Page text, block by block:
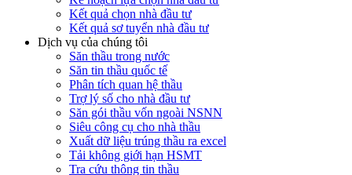
Kết quả chọn nhà đầu tư
Kết quả sơ tuyển nhà đầu tư
Dịch vụ của chúng tôi
Săn thầu trong nước
Săn tin thầu quốc tế
Phân tích quan hệ thầu
Trợ lý số cho nhà đầu tư
Săn gói thầu vốn ngoài NSNN
Siêu công cụ cho nhà thầu
Xuất dữ liệu trúng thầu ra excel
Tải không giới hạn HSMT
Tra cứu thông tin thầu